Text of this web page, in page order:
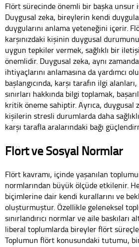
Flört sürecinde önemli bir başka unsur
Duygusal zeka, bireylerin kendi
duygularını anlama yeteneğini içerir.
karşınızdaki kişinin duygusal
uygun tepkiler vermek, sağlıklı bir
önemlidir. Duygusal zeka, aynı
ihtiyaçlarını anlamasına da yardımcı
başlangıcında, karşı tarafın ilgi
sınırları hakkında bilgi toplamak,
kritik öneme sahiptir. Ayrıca, duygusal
kişilerin stresli durumlarda daha
karşı tarafla aralarındaki bağı
Flört ve Sosyal Normlar
Flört kavramı, içinde yaşanılan
normlarından büyük ölçüde etkilenir.
biçimlerine dair kendi kurallarını ve
oluşturmuştur. Özellikle geleneksel
sınırlandırıcı normlar ve aile baskıları
liberal toplumlarda bireyler flört
Toplumun flört konusundaki tutumu,